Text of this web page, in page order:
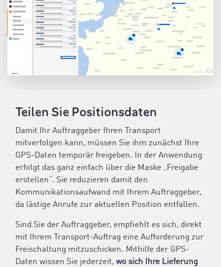
Teilen Sie Positionsdaten
Damit Ihr Auftraggeber Ihren Transport
mitverfolgen kann, müssen Sie ihm zunächst Ihre
GPS-Daten temporär freigeben. In der Anwendung
erfolgt das ganz einfach über die Maske „Freigabe
erstellen“. Sie reduzieren damit den
Kommunikationsaufwand mit Ihrem Auftraggeber,
da lästige Anrufe zur aktuellen Position entfallen.
Sind Sie der Auftraggeber, empfiehlt es sich, direkt
mit Ihrem Transport-Auftrag eine Aufforderung zur
Freischaltung mitzuschicken. Mithilfe der GPS-
Daten wissen Sie jederzeit, wo sich Ihre Lieferung